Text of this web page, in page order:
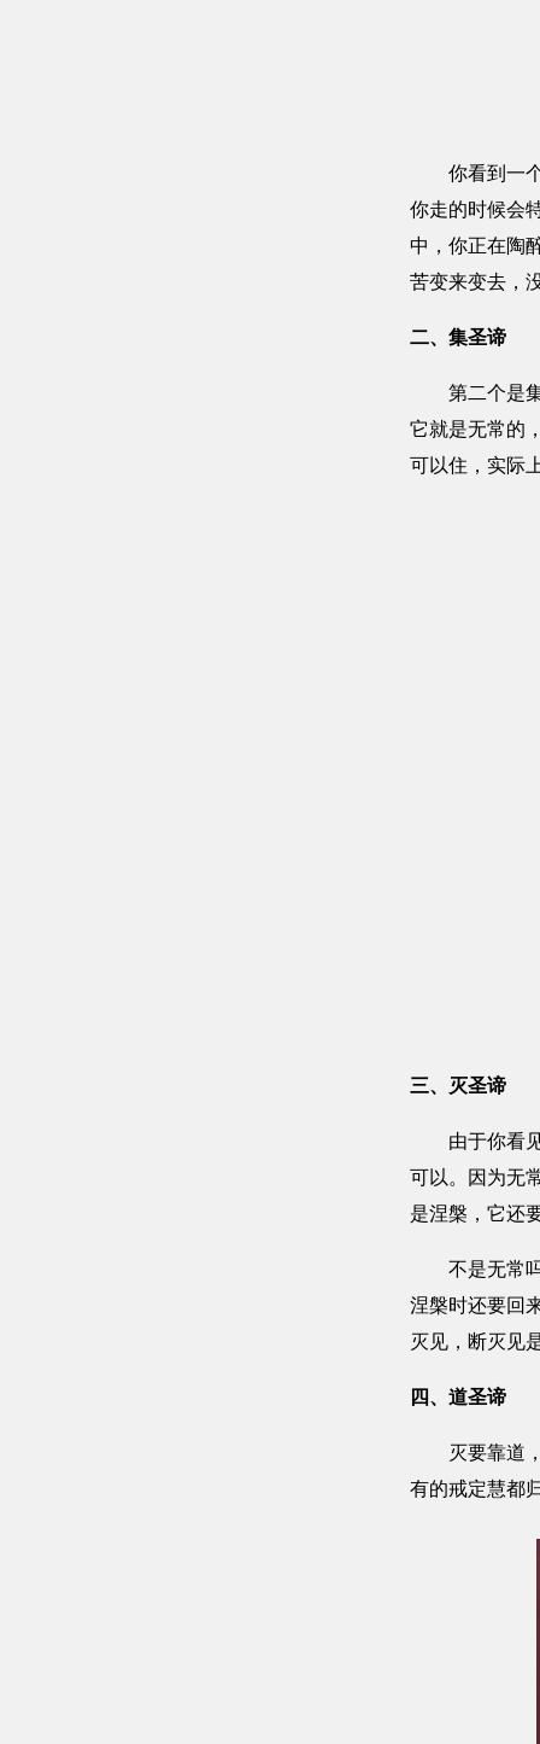
你看到一个
你走的时候会
中，你正在陶
苦变来变去，
二、集圣谛
第二个是集
它就是无常的
可以住，实际
三、灭圣谛
由于你看见
可以。因为无
是涅槃，它还
不是无常吗
涅槃时还要回
灭见，断灭见
四、道圣谛
灭要靠道，
有的戒定慧都